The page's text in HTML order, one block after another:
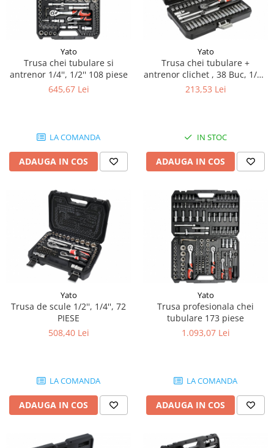
Baterie 2V
Baterii 6V
Baterie 8V
Baterii 24V
Mentenanta baterii
Incarcatoare 24V
Redresor 36V
Redresoare 80V
Indicator incarcare baterii
Redresor 48V
Diagnoza
Consola diagnoza
Telecomenzi
Telecomanda utilaje
Accesorii si piese telecomanda
Piese hidraulice
Pompa coborare de urgenta
Cilindri hidraulici
Hidromotoare
Rezervor ulei hidraulic
Supapa - cartus hidraulic
Piese Tennant
Piese Sumitomo
Piese Beretta
Piese Weber
Piese Spra Coupe
Piese Rottne
Piese Rubble Master
Piese Richier
Piese Reform
Piese Powerscreen
Piese Olympian
Piese Nordberg
Piese Norcar Logset
Piese Kioti
Yato
Trusa chei tubulare si
antrenor 1/4'', 1/2'' 108 piese
645,67 Lei
LA COMANDA
ADAUGA IN COS
Yato
Trusa chei tubulare +
antrenor clichet , 38 Buc, 1/4'',
CR-V
213,53 Lei
IN STOC
ADAUGA IN COS
Yato
Trusa de scule 1/2'', 1/4'', 72
PIESE
508,40 Lei
LA COMANDA
ADAUGA IN COS
Yato
Trusa profesionala chei
tubulare 173 piese
1.093,07 Lei
LA COMANDA
ADAUGA IN COS